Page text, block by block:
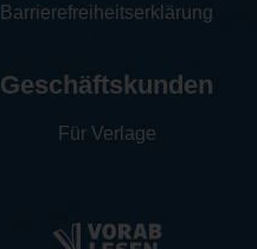
Barrierefreiheitserklärung
Geschäftskunden
Für Verlage